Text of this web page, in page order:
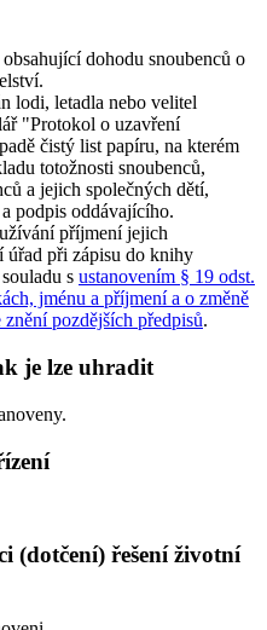
dohodu snoubenců o
lodi, letadla nebo velitel
"Protokol o uzavření
čistý list papíru, na kterém
totožnosti snoubenců,
a jejich společných dětí,
podpis oddávajícího.
příjmení jejich
úřad při zápisu do knihy
s ustanovením § 19 odst.
jménu a příjmení a o změně
pozdějších předpisů.
je lze uhradit
(dotčení) řešení životní